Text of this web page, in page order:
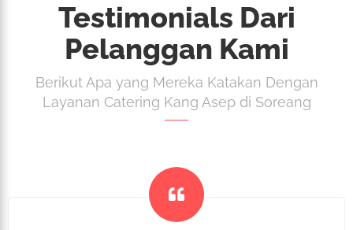
Testimonials Dari
Pelanggan Kami
Berikut Apa yang Mereka Katakan Dengan
Layanan Catering Kang Asep di Soreang